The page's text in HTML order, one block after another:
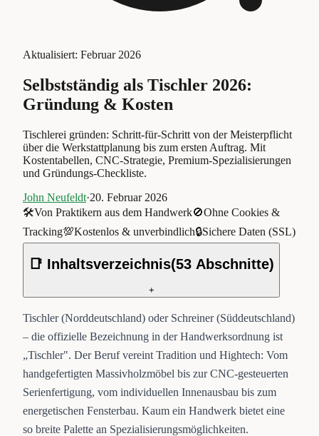
Aktualisiert: Februar 2026
Selbstständig als Tischler 2026:
Gründung & Kosten
Tischlerei gründen: Schritt-für-Schritt von der Meisterpflicht
über die Werkstattplanung bis zum ersten Auftrag. Mit
Kostentabellen, CNC-Strategie, Premium-Spezialisierungen
und Gründungs-Checkliste.
John Neufeldt·20. Februar 2026
🛠️Von Praktikern aus dem Handwerk🚫Ohne Cookies &
Tracking💯Kostenlos & unverbindlich🔒Sichere Daten (SSL)
📑 Inhaltsverzeichnis(53 Abschnitte)
+
Tischler (Norddeutschland) oder Schreiner (Süddeutschland)
– die offizielle Bezeichnung in der Handwerksordnung ist
„Tischler". Der Beruf vereint Tradition und Hightech: Vom
handgefertigten Massivholzmöbel bis zur CNC-gesteuerten
Serienfertigung, vom individuellen Innenausbau bis zum
energetischen Fensterbau. Kaum ein Handwerk bietet eine
so breite Palette an Spezialisierungsmöglichkeiten.